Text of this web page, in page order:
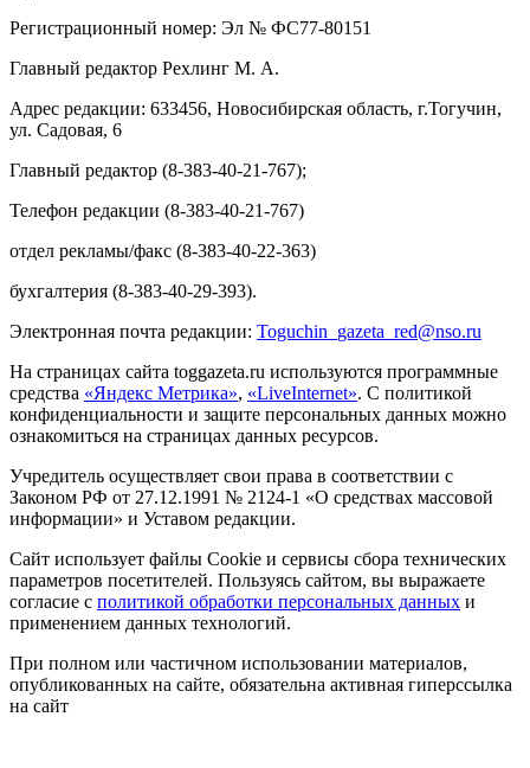
Регистрационный номер: Эл № ФС77-80151
Главный редактор Рехлинг М. А.
Адрес редакции: 633456, Новосибирская область, г.Тогучин,
ул. Садовая, 6
Главный редактор (8-383-40-21-767);
Телефон редакции (8-383-40-21-767)
отдел рекламы/факс (8-383-40-22-363)
бухгалтерия (8-383-40-29-393).
Электронная почта редакции: Toguchin gazeta red@nso.ru
На страницах сайта toggazeta.ru используются программные
средства «Яндекс Метрика», «LiveInternet». С политикой
конфиденциальности и защите персональных данных можно
ознакомиться на страницах данных ресурсов.
Учредитель осуществляет свои права в соответствии с
Законом РФ от 27.12.1991 № 2124-1 «О средствах массовой
информации» и Уставом редакции.
Сайт использует файлы Cookie и сервисы сбора технических
параметров посетителей. Пользуясь сайтом, вы выражаете
согласие с политикой обработки персональных данных и
применением данных технологий.
При полном или частичном использовании материалов,
опубликованных на сайте, обязательна активная гиперссылка
на сайт